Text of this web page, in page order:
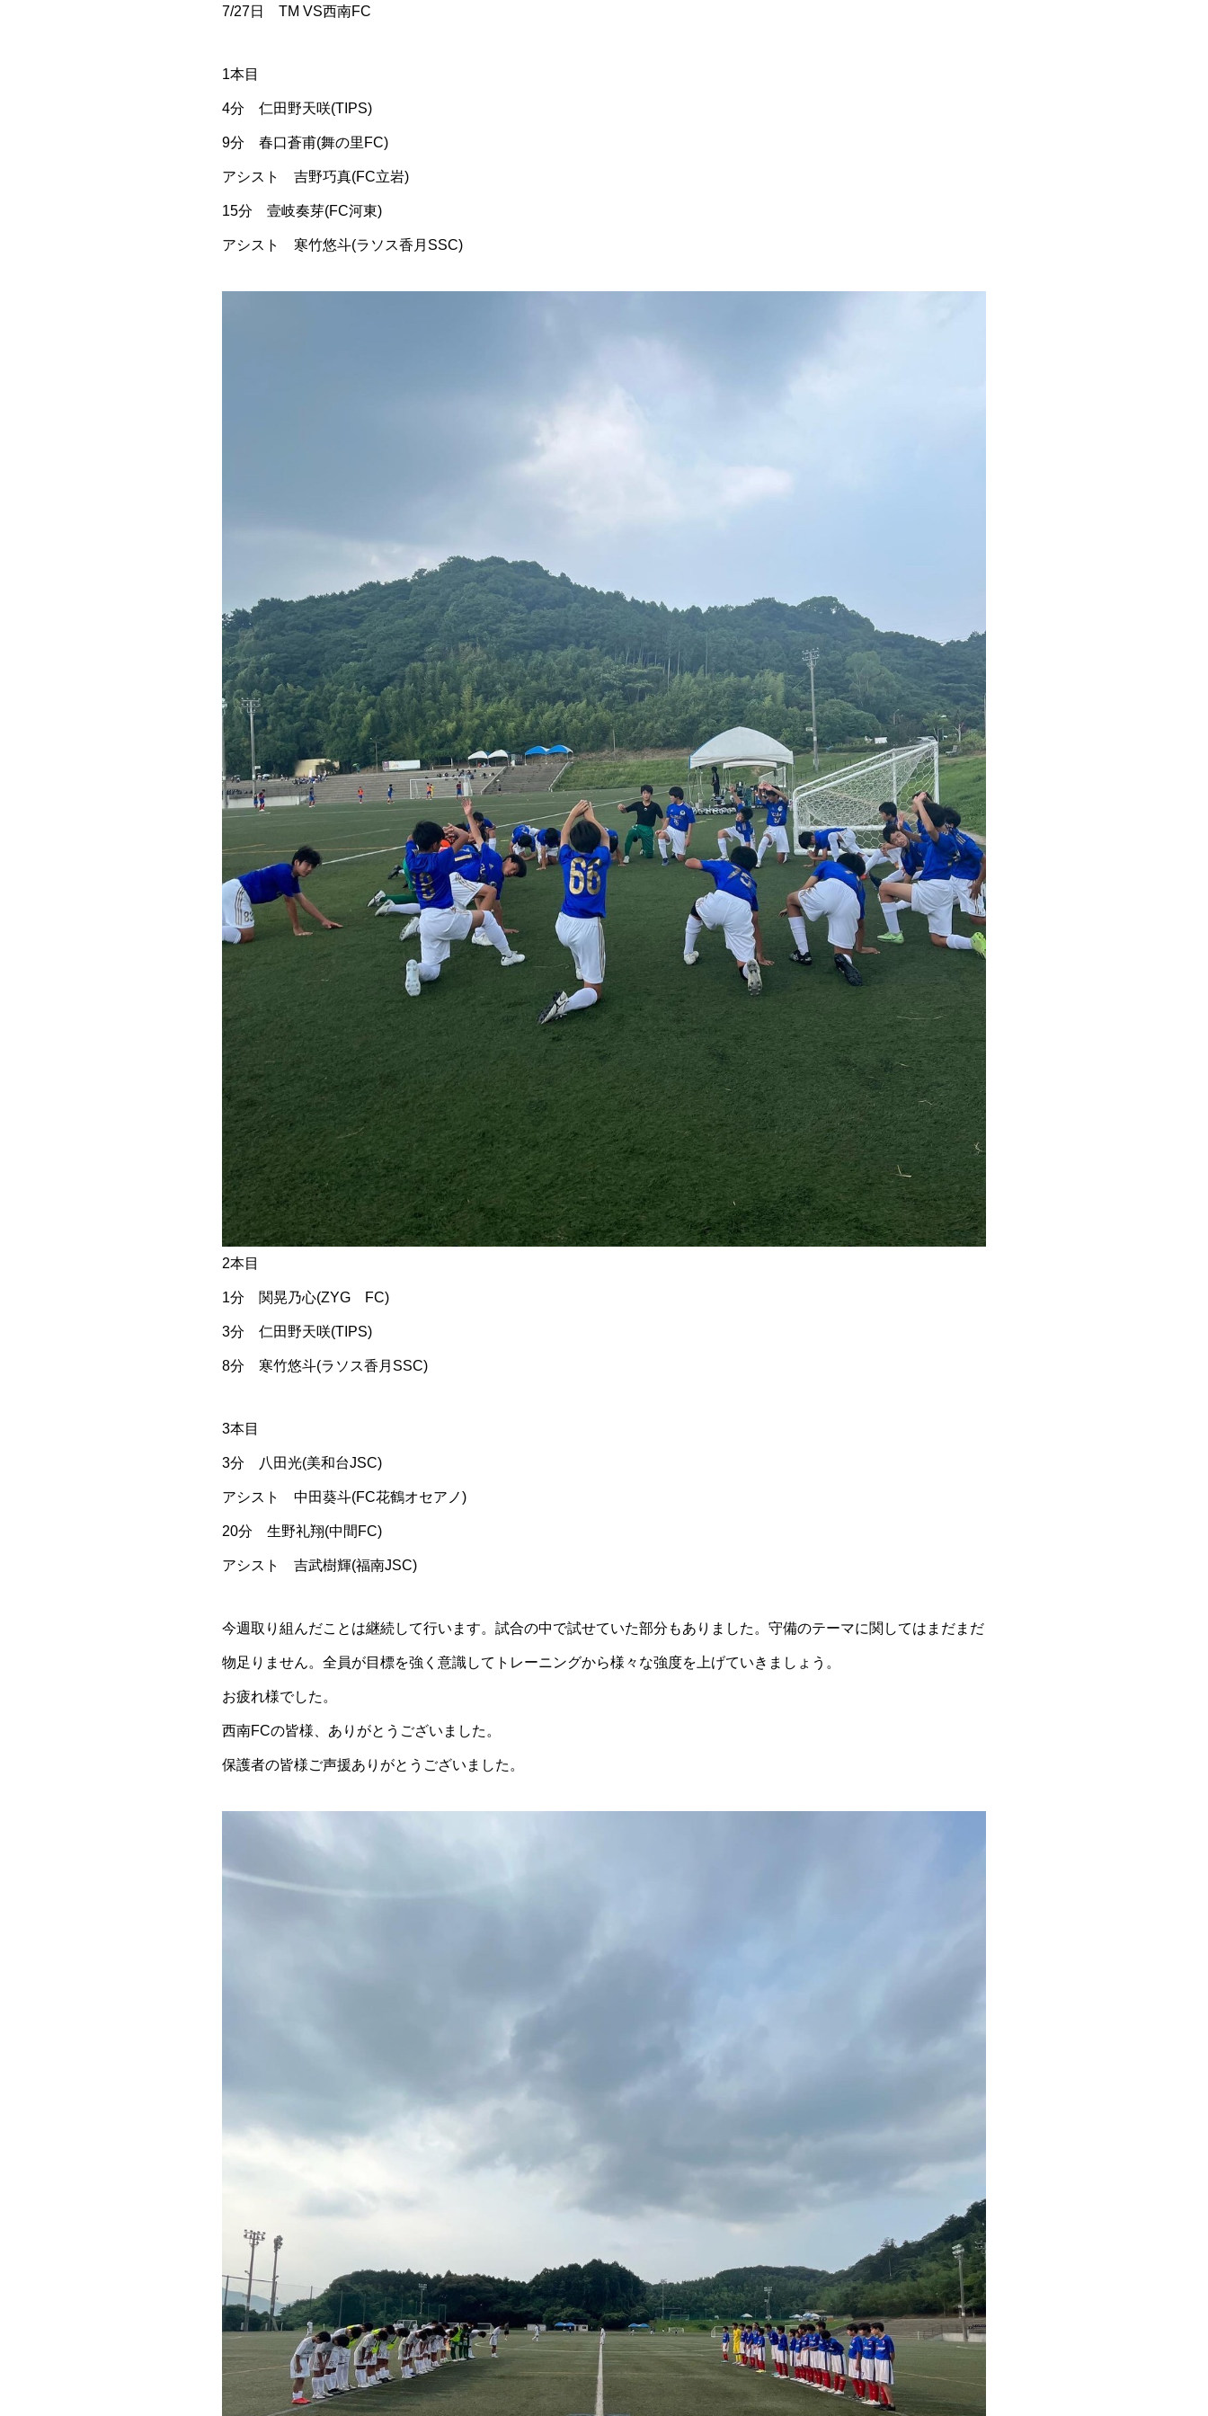
7/27日 TM VS西南FC
1本目
4分 仁田野天咲(TIPS)
9分 春口蒼甫(舞の里FC)
アシスト 吉野巧真(FC立岩)
15分 壹岐奏芽(FC河東)
アシスト 寒竹悠斗(ラソス香月SSC)
2本目
1分 関晃乃心(ZYG FC)
3分 仁田野天咲(TIPS)
8分 寒竹悠斗(ラソス香月SSC)
3本目
3分 八田光(美和台JSC)
アシスト 中田葵斗(FC花鶴オセアノ)
20分 生野礼翔(中間FC)
アシスト 吉武樹輝(福南JSC)
今週取り組んだことは継続して行います。試合の中で試せていた部分もありました。守備のテーマに関してはまだまだ
物足りません。全員が目標を強く意識してトレーニングから様々な強度を上げていきましょう。
お疲れ様でした。
西南FCの皆様、ありがとうございました。
保護者の皆様ご声援ありがとうございました。